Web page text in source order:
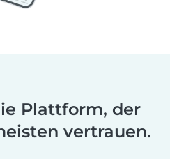
Plattform, der
vertrauen.